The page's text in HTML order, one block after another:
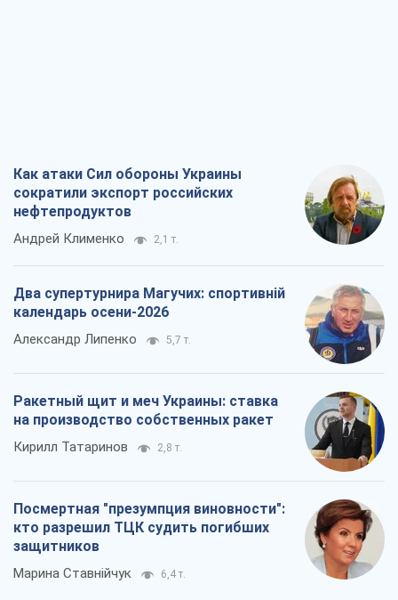
Как атаки Сил обороны Украины
сократили экспорт российских
нефтепродуктов
Андрей Клименко 2,1 т.
Два супертурнира Магучих: спортивній
календарь осени-2026
Александр Липенко 5,7 т.
Ракетный щит и меч Украины: ставка
на производство собственных ракет
Кирилл Татаринов 2,8 т.
Посмертная "презумпция виновности":
кто разрешил ТЦК судить погибших
защитников
Марина Ставнійчук 6,4 т.